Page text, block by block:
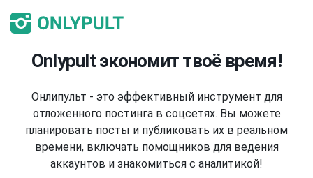
Onlypult экономит твоё время!
Онлипульт - это эффективный инструмент для
отложенного постинга в соцсетях. Вы можете
планировать посты и публиковать их в реальном
времени, включать помощников для ведения
аккаунтов и знакомиться с аналитикой!